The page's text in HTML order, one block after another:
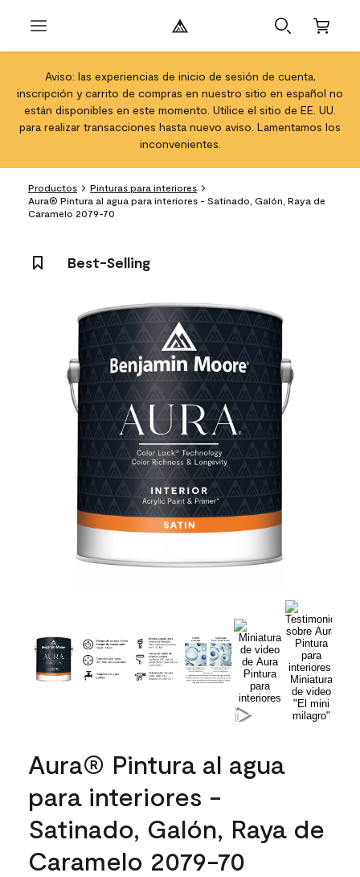
Aviso: las experiencias de inicio de sesión de cuenta,
inscripción y carrito de compras en nuestro sitio en español no
están disponibles en este momento. Utilice el sitio de EE. UU.
para realizar transacciones hasta nuevo aviso. Lamentamos los
inconvenientes.
Productos
Pinturas para interiores
Aura® Pintura al agua para interiores - Satinado, Galón, Raya de
Caramelo 2079-70
Best-Selling
Aura® Pintura al agua
para interiores -
Satinado, Galón, Raya de
Caramelo 2079-70